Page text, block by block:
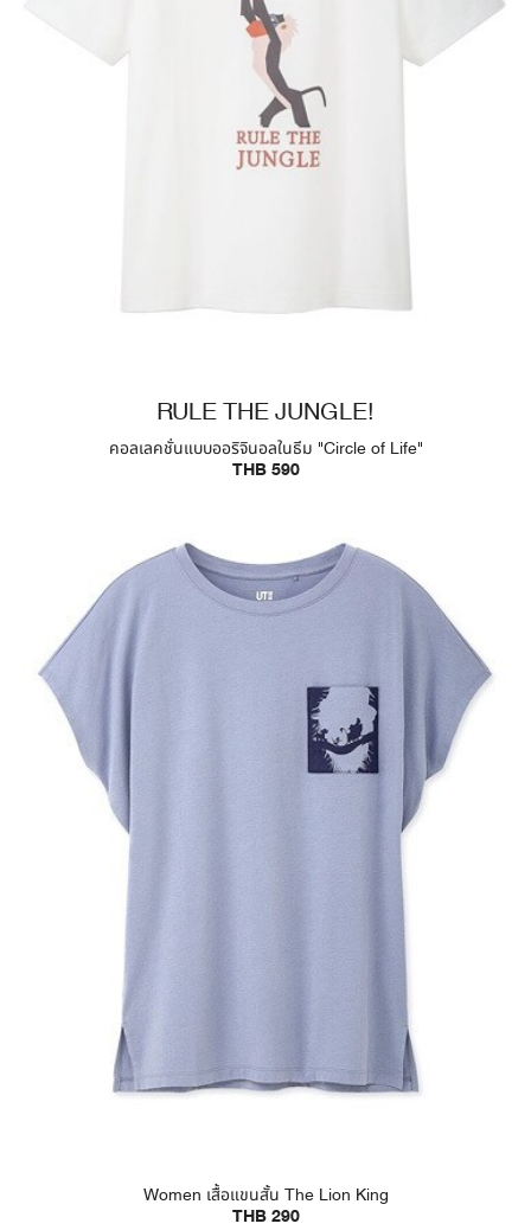
RULE THE JUNGLE!
คอลเลคชั่นแบบออริจินอลในธีม "Circle of Life"
THB 590
Women เสื้อแขนสั้น The Lion King
THB 290